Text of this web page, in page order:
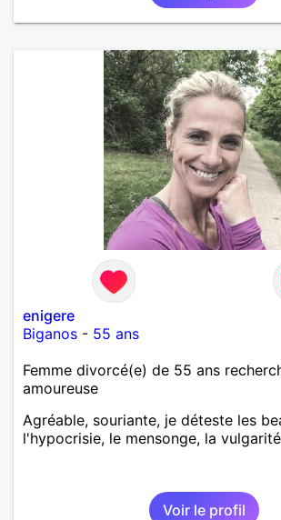
enigere
Biganos - 55 ans
Femme divorcé(e) de 55 ans
amoureuse
Agréable, souriante, je déteste les
l'hypocrisie, le mensonge, la
Voir le profil